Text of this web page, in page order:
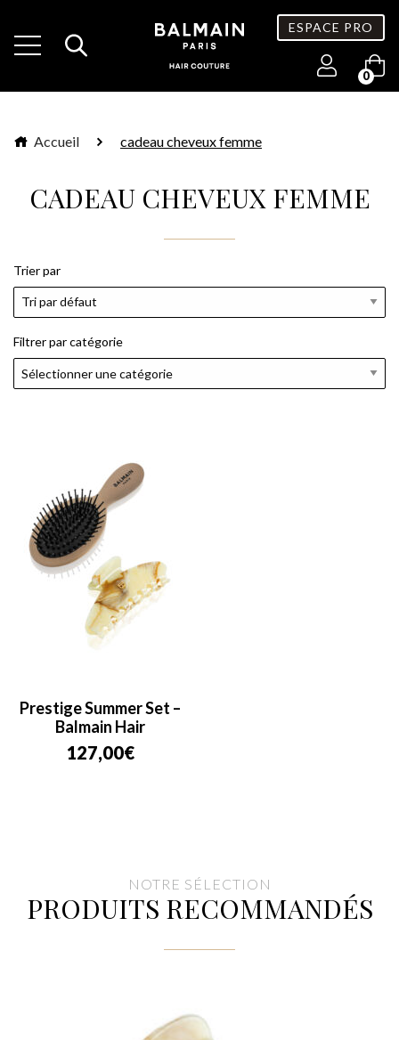
ESPACE PRO
0
Accueil cadeau cheveux femme
CADEAU CHEVEUX FEMME
Trier par
Filtrer par catégorie
Prestige Summer Set –
Balmain Hair
127,00€
NOTRE SÉLECTION
PRODUITS RECOMMANDÉS